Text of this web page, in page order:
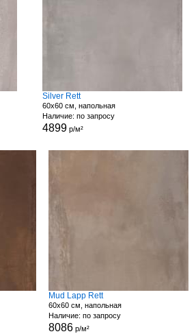
Silver Rett
60x60 см, напольная
Наличие: по запросу
4899 р/м²
Mud Lapp Rett
60x60 см, напольная
Наличие: по запросу
8086 р/м²